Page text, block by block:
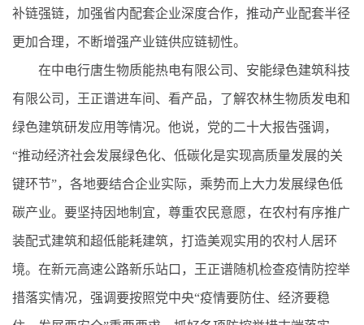
补链强链，加强省内配套企业深度合作，推动产业配套半径
更加合理，不断增强产业链供应链韧性。
在中电行唐生物质能热电有限公司、安能绿色建筑科技
有限公司，王正谱进车间、看产品，了解农林生物质发电和
绿色建筑研发应用等情况。他说，党的二十大报告强调，
“推动经济社会发展绿色化、低碳化是实现高质量发展的关
键环节”，各地要结合企业实际，乘势而上大力发展绿色低
碳产业。要坚持因地制宜，尊重农民意愿，在农村有序推广
装配式建筑和超低能耗建筑，打造美观实用的农村人居环
境。在新元高速公路新乐站口，王正谱随机检查疫情防控举
措落实情况，强调要按照党中央“疫情要防住、经济要稳